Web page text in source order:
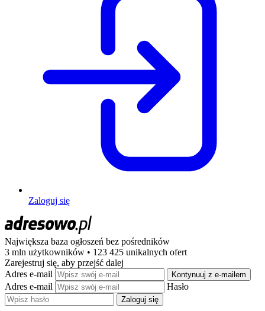
Zaloguj się
Największa baza ogłoszeń bez pośredników
3 mln użytkowników • 123 425 unikalnych ofert
Zarejestruj się, aby przejść dalej
Adres e-mail
Kontynuuj z e-mailem
Adres e-mail Hasło
Zaloguj się